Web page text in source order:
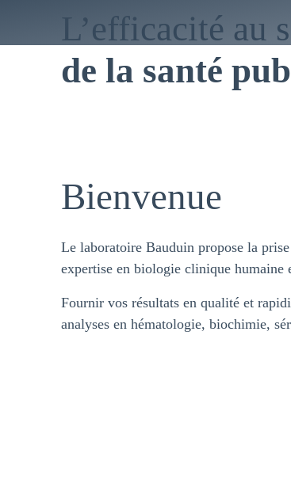
L’efficacité au
de la santé
Bienvenue
Le laboratoire Bauduin propose la
expertise en biologie clinique humaine
Fournir vos résultats en qualité et
analyses en hématologie, biochimie,